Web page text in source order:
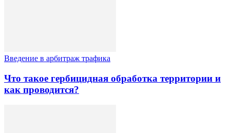
Введение в арбитраж трафика
Что такое гербицидная обработка территории и
как проводится?